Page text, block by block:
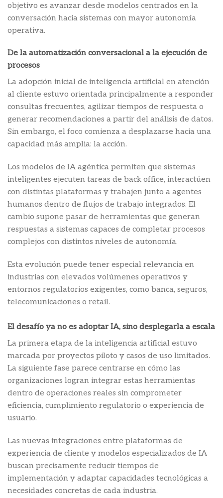
objetivo es avanzar desde modelos centrados en la
conversación hacia sistemas con mayor autonomía
operativa.
De la automatización conversacional a la ejecución de
procesos
La adopción inicial de inteligencia artificial en atención
al cliente estuvo orientada principalmente a responder
consultas frecuentes, agilizar tiempos de respuesta o
generar recomendaciones a partir del análisis de datos.
Sin embargo, el foco comienza a desplazarse hacia una
capacidad más amplia: la acción.
Los modelos de IA agéntica permiten que sistemas
inteligentes ejecuten tareas de back office, interactúen
con distintas plataformas y trabajen junto a agentes
humanos dentro de flujos de trabajo integrados. El
cambio supone pasar de herramientas que generan
respuestas a sistemas capaces de completar procesos
complejos con distintos niveles de autonomía.
Esta evolución puede tener especial relevancia en
industrias con elevados volúmenes operativos y
entornos regulatorios exigentes, como banca, seguros,
telecomunicaciones o retail.
El desafío ya no es adoptar IA, sino desplegarla a escala
La primera etapa de la inteligencia artificial estuvo
marcada por proyectos piloto y casos de uso limitados.
La siguiente fase parece centrarse en cómo las
organizaciones logran integrar estas herramientas
dentro de operaciones reales sin comprometer
eficiencia, cumplimiento regulatorio o experiencia de
usuario.
Las nuevas integraciones entre plataformas de
experiencia de cliente y modelos especializados de IA
buscan precisamente reducir tiempos de
implementación y adaptar capacidades tecnológicas a
necesidades concretas de cada industria.